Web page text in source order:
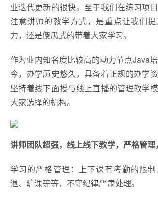
业迭代更新的很快。至于我们在练习项
注意讲师的教学方式，是重点让我们
力，还是傻瓜式的带着大家学习。
作为业内知名度比较高的动力节点Java
今，办学历史悠久，具备着正规的办学
坚持着线下面授与线上直播的管理教学
大家选择的机构。
讲师团队超强，线上线下教学，严格管
学习的严格管理：上下课有考勤的限
退、旷课等等，不守纪律严肃处理。